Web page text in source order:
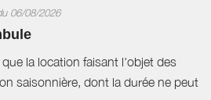
06/08/2026
la location faisant l'objet des
saisonnière, dont la durée ne peut